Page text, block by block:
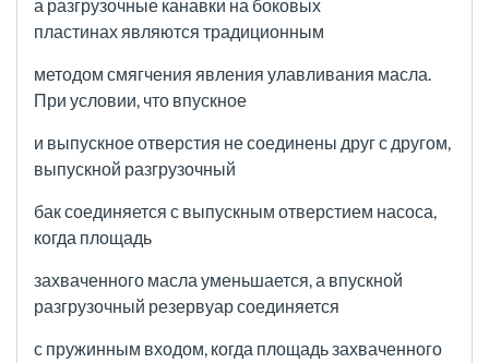
а разгрузочные канавки на боковых
пластинах являются традиционным
методом смягчения явления улавливания масла.
При условии, что впускное
и выпускное отверстия не соединены друг с другом,
выпускной разгрузочный
бак соединяется с выпускным отверстием насоса,
когда площадь
захваченного масла уменьшается, а впускной
разгрузочный резервуар соединяется
с пружинным входом, когда площадьзахваченного